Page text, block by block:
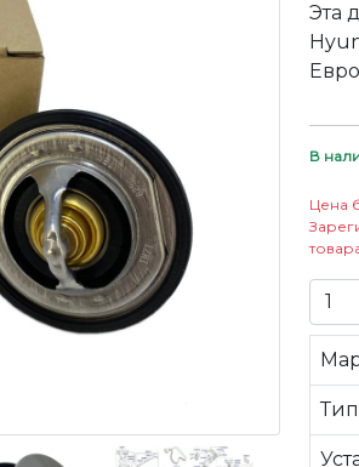
Эта
В
Цена
Тип